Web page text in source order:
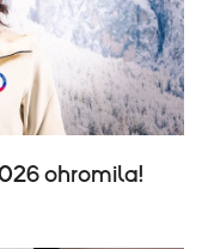
ohromila!